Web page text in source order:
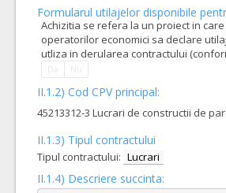
Formularul utilajelor disponibile
Achizitia se refera la un proiect in
operatorilor economici sa declare
utliza in derularea contractului
II.1.2) Cod CPV principal:
45213312-3 Lucrari de constructii de
II.1.3) Tipul contractului
Tipul contractului: Lucrari
II.1.4) Descriere succinta: